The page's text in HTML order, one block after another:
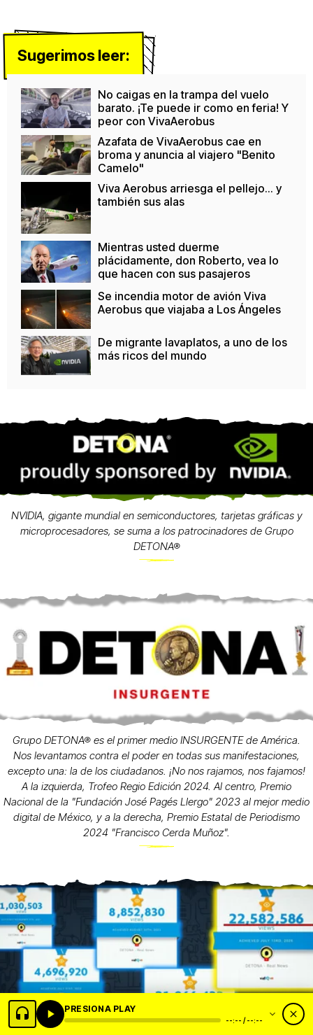
Sugerimos leer:
No caigas en la trampa del vuelo
barato. ¡Te puede ir como en feria! Y
peor con VivaAerobus
Azafata de VivaAerobus cae en
broma y anuncia al viajero "Benito
Camelo"
Viva Aerobus arriesga el pellejo... y
también sus alas
Mientras usted duerme
plácidamente, don Roberto, vea lo
que hacen con sus pasajeros
Se incendia motor de avión Viva
Aerobus que viajaba a Los Ángeles
De migrante lavaplatos, a uno de los
más ricos del mundo
NVIDIA, gigante mundial en semiconductores, tarjetas gráficas y
microprocesadores, se suma a los patrocinadores de Grupo
DETONA®
Grupo DETONA® es el primer medio INSURGENTE de América.
Nos levantamos contra el poder en todas sus manifestaciones,
excepto una: la de los ciudadanos. ¡No nos rajamos, nos fajamos!
A la izquierda, Trofeo Regio Edición 2024. Al centro, Premio
Nacional de la "Fundación José Pagés Llergo" 2023 al mejor medio
digital de México, y a la derecha, Premio Estatal de Periodismo
2024 "Francisco Cerda Muñoz".
PRESIONA PLAY
--:-- / --:--